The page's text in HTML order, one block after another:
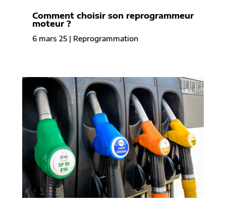
Comment choisir son reprogrammeur
moteur ?
6 mars 25| Reprogrammation